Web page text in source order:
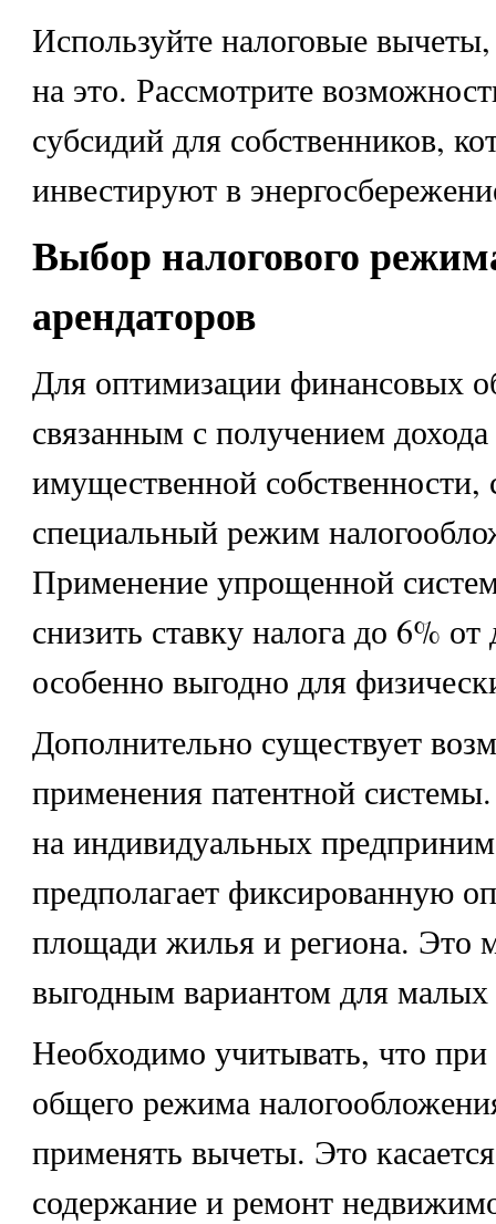
Используйте налоговые
на это. Рассмотрите
субсидий для собственников,
инвестируют в
Выбор налогового
арендаторов
Для оптимизации финансовых
связанным с получением дохода
имущественной собственности,
специальный режим
Применение упрощенной
снизить ставку налога до 6% от
особенно выгодно для
Дополнительно существует
применения патентной
на индивидуальных
предполагает фиксированную
площади жилья и региона. Это
выгодным вариантом для малых
Необходимо учитывать, что при
общего режима
применять вычеты. Это
содержание и ремонт